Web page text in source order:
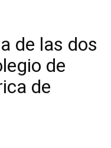
de las dos
de
de